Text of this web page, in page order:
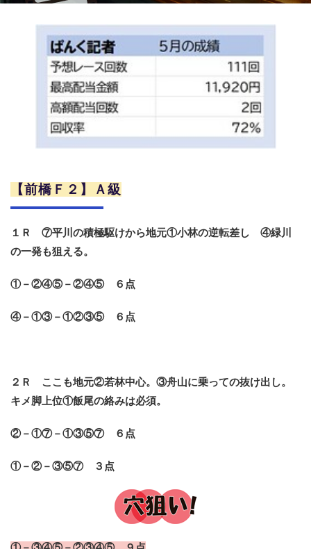
運営会社概要
ご意見をお聞かせください
お問い合わせ
支払い方法、ポイント利用規約
車券は20歳になってから・のめり込む不安のある方のご相
よくある質問
【前橋Ｆ２】Ａ級
１Ｒ ⑦平川の積極駆けから地元①小林の逆転差し ④緑川
の一発も狙える。
①－②④⑤－②④⑤ ６点
④－①③－①②③⑤ ６点
２Ｒ ここも地元②若林中心。③舟山に乗っての抜け出し。
キメ脚上位①飯尾の絡みは必須。
②－①⑦－①③⑤⑦ ６点
①－②－③⑤⑦ ３点